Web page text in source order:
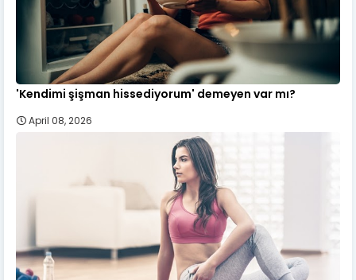
'Kendimi şişman hissediyorum' demeyen var mı?
April 08, 2026